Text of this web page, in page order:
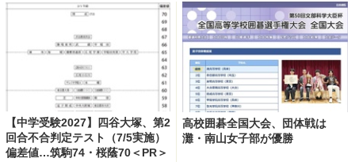
【中学受験2027】四谷大塚、第2
回合不合判定テスト（7/5実施）
偏差値…筑駒74・桜蔭70＜PR＞
高校囲碁全国大会、団体戦は
灘・南山女子部が優勝